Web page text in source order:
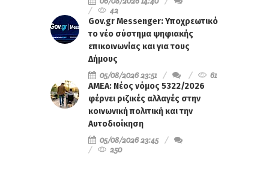
42
Gov.gr Messenger: Υποχρεωτικό
το νέο σύστημα ψηφιακής
επικοινωνίας και για τους
Δήμους
05/08/2026 23:51
61
ΑΜΕΑ: Νέος νόμος 5322/2026
φέρνει ριζικές αλλαγές στην
κοινωνική πολιτική και την
Αυτοδιοίκηση
05/08/2026 23:45
250